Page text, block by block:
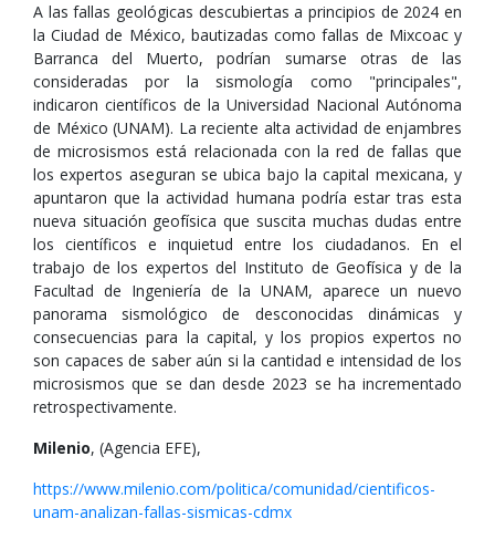
A las fallas geológicas descubiertas a principios de 2024 en
la Ciudad de México, bautizadas como fallas de Mixcoac y
Barranca del Muerto, podrían sumarse otras de las
consideradas por la sismología como "principales",
indicaron científicos de la Universidad Nacional Autónoma
de México (UNAM). La reciente alta actividad de enjambres
de microsismos está relacionada con la red de fallas que
los expertos aseguran se ubica bajo la capital mexicana, y
apuntaron que la actividad humana podría estar tras esta
nueva situación geofísica que suscita muchas dudas entre
los científicos e inquietud entre los ciudadanos. En el
trabajo de los expertos del Instituto de Geofísica y de la
Facultad de Ingeniería de la UNAM, aparece un nuevo
panorama sismológico de desconocidas dinámicas y
consecuencias para la capital, y los propios expertos no
son capaces de saber aún si la cantidad e intensidad de los
microsismos que se dan desde 2023 se ha incrementado
retrospectivamente.
Milenio, (Agencia EFE),
https://www.milenio.com/politica/comunidad/cientificos-
unam-analizan-fallas-sismicas-cdmx